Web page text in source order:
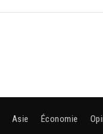
Asie Économie